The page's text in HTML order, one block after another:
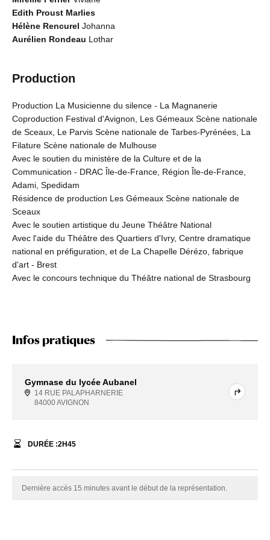
Edith Proust Marlies
Hélène Rencurel Johanna
Aurélien Rondeau Lothar
Production
Production La Musicienne du silence - La Magnanerie
Coproduction Festival d'Avignon, Les Gémeaux Scène nationale
de Sceaux, Le Parvis Scène nationale de Tarbes-Pyrénées, La
Filature Scène nationale de Mulhouse
Avec le soutien du ministère de la Culture et de la
Communication - DRAC Île-de-France, Région Île-de-France,
Adami, Spedidam
Résidence de production Les Gémeaux Scène nationale de
Sceaux
Avec le soutien artistique du Jeune Théâtre National
Avec l'aide du Théâtre des Quartiers d'Ivry, Centre dramatique
national en préfiguration, et de La Chapelle Dérézo, fabrique
d'art - Brest
Avec le concours technique du Théâtre national de Strasbourg
Infos pratiques
Gymnase du lycée Aubanel
14 RUE PALAPHARNERIE
84000 AVIGNON
DURÉE :2H45
Dernière accès 15 minutes avant le début de la représentation.